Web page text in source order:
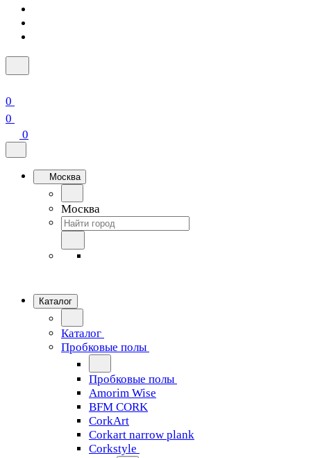
0
0
0
Москва
Москва
Каталог
Каталог
Пробковые полы
Пробковые полы
Amorim Wise
BFM CORK
CorkArt
Corkart narrow plank
Corkstyle